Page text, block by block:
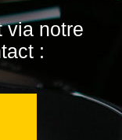
via notre
: